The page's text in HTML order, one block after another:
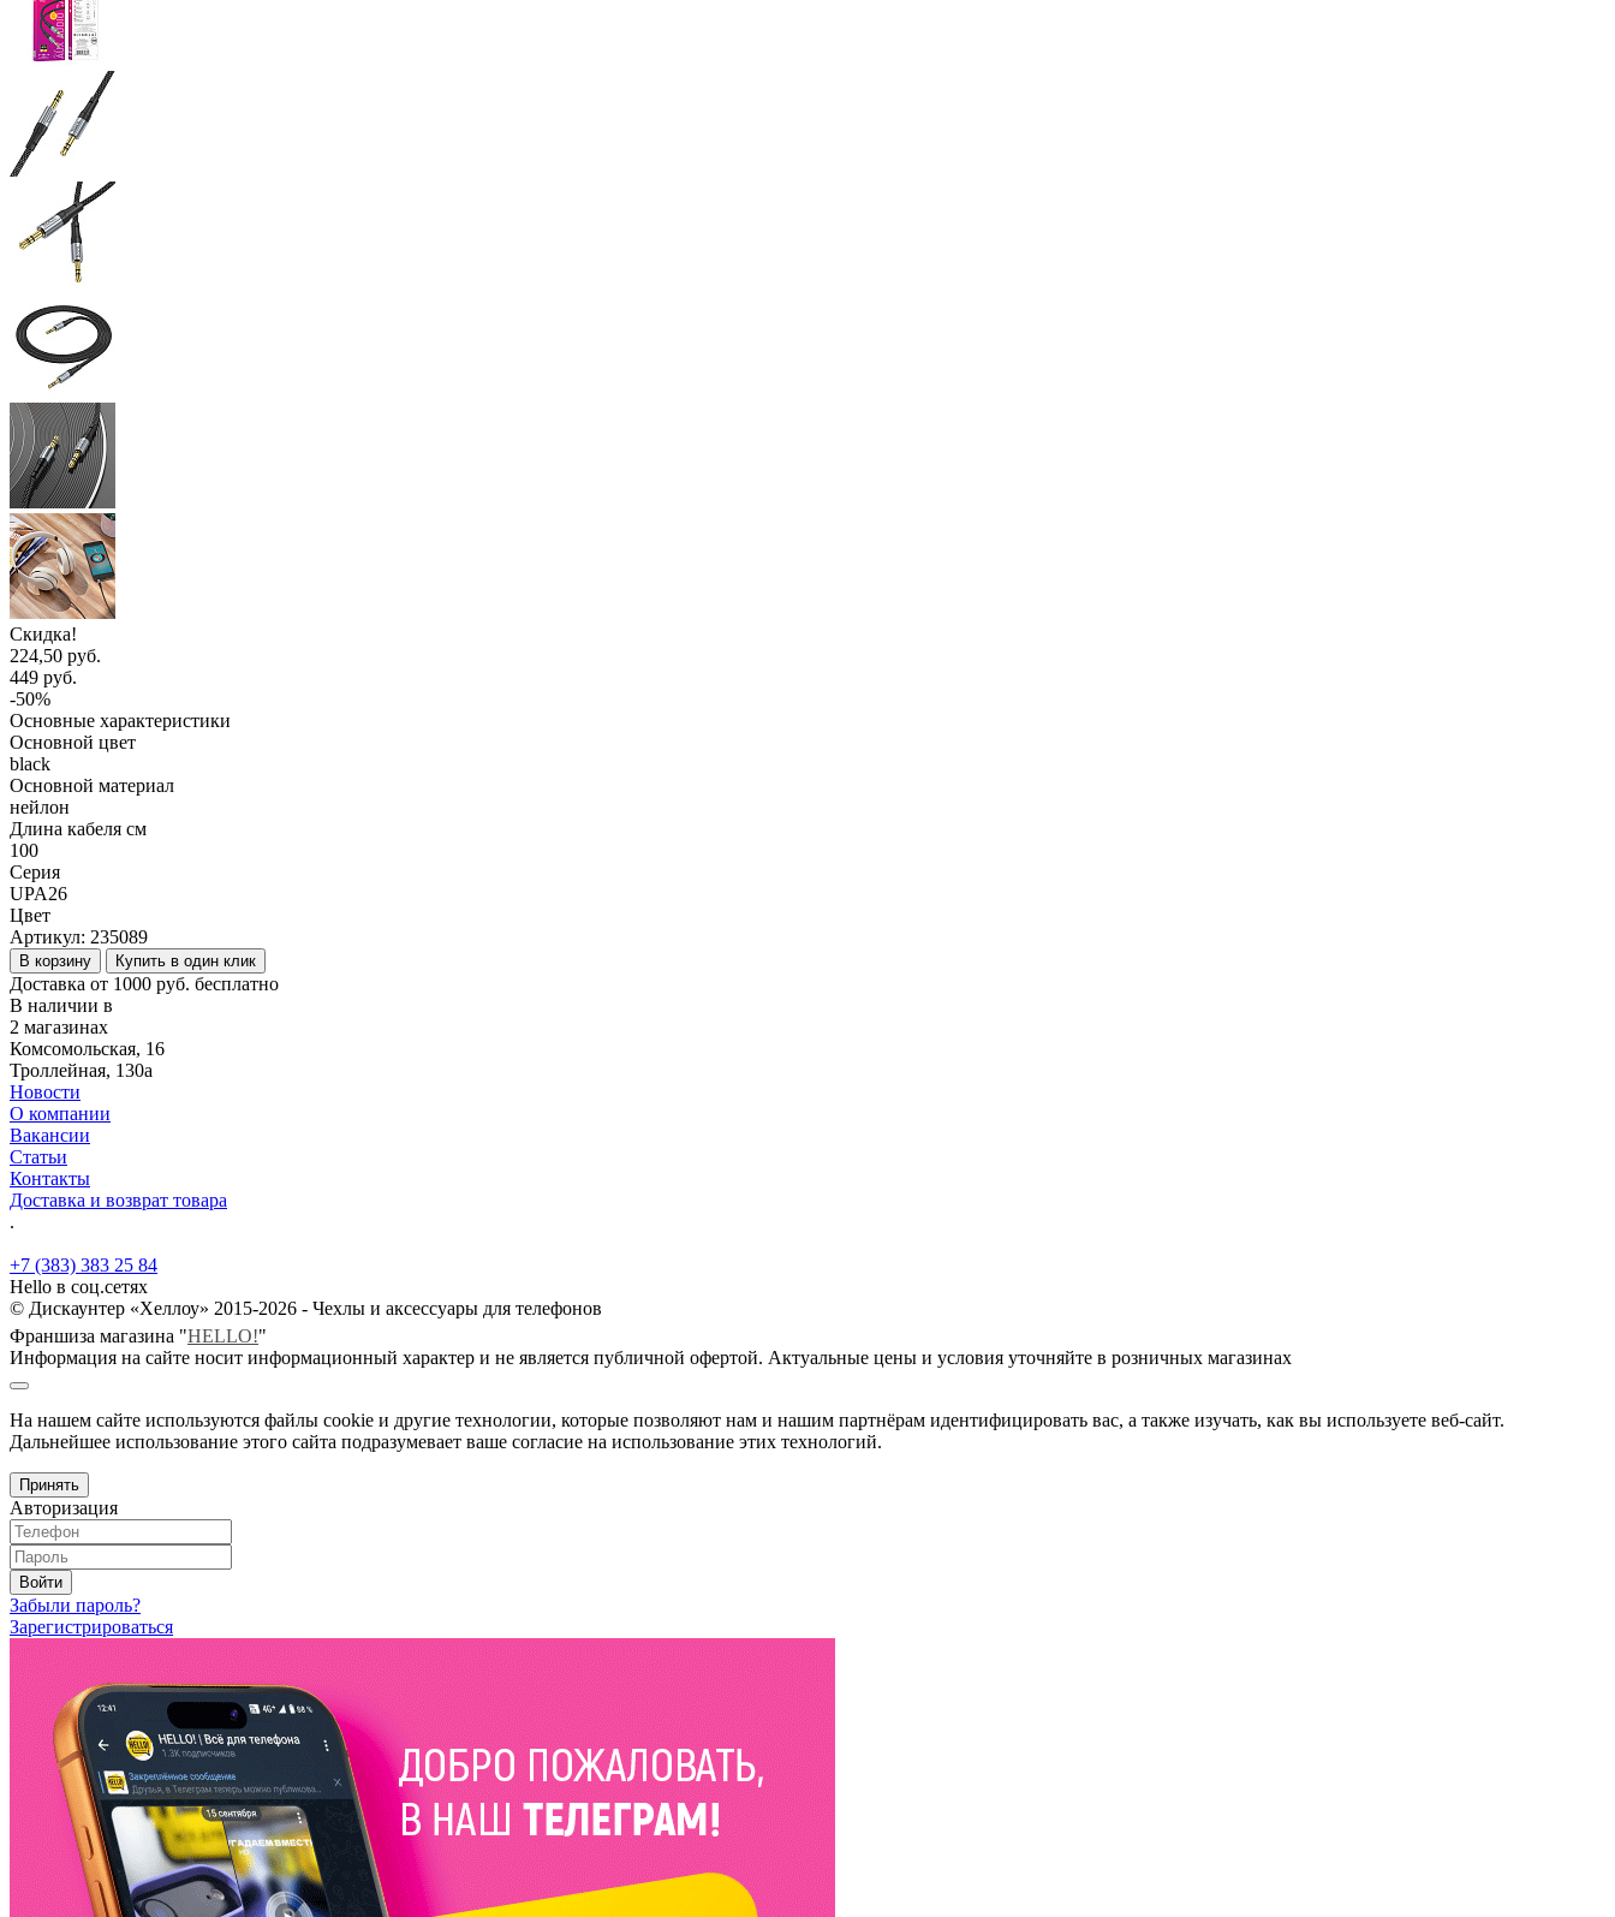
Скидка!
224,50 руб.
449 руб.
-50%
Основные характеристики
Основной цвет
black
Основной материал
нейлон
Длина кабеля см
100
Серия
UPA26
Цвет
Артикул: 235089
В корзину Купить в один клик
Доставка от 1000 руб. бесплатно
В наличии в
2 магазинах
Комсомольская, 16
Троллейная, 130а
Новости
О компании
Вакансии
Статьи
Контакты
Доставка и возврат товара
.
+7 (383) 383 25 84
Hello в соц.сетях
© Дискаунтер «Хеллоу» 2015-2026 - Чехлы и аксессуары для телефонов
Франшиза магазина "HELLO!"
Информация на сайте носит информационный характер и не является публичной офертой. Актуальные цены и условия уточняйте в розничных магазинах
На нашем сайте используются файлы cookie и другие технологии, которые позволяют нам и нашим партнёрам идентифицировать вас, а также изучать, как вы используете веб-сайт.
Дальнейшее использование этого сайта подразумевает ваше согласие на использование этих технологий.
Принять
Авторизация
Войти
Забыли пароль?
Зарегистрироваться